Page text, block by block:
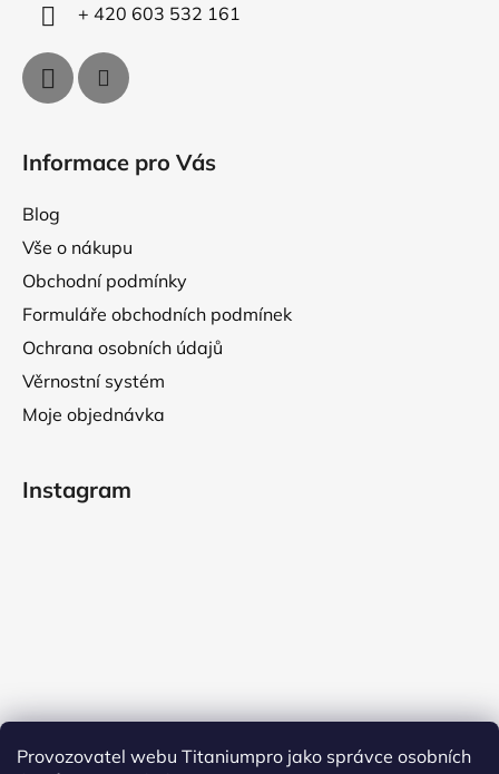
Provozovatel webu Titaniumpro jako správce osobních
+ 420 603 532 161
Informace pro Vás
Blog
Vše o nákupu
Obchodní podmínky
Formuláře obchodních podmínek
Ochrana osobních údajů
Věrnostní systém
Moje objednávka
Instagram